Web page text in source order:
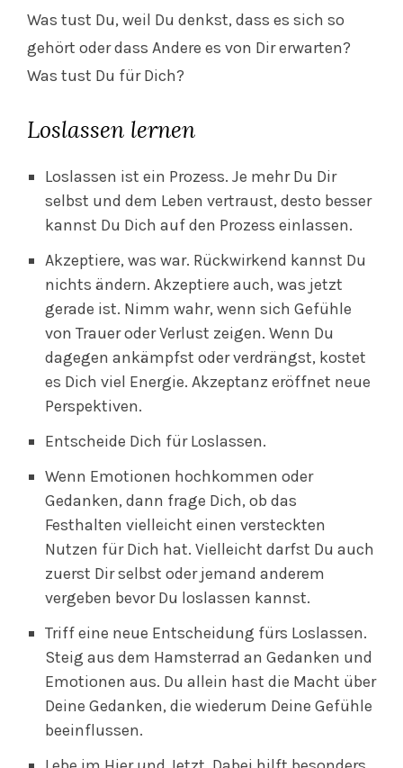
Was tust Du, weil Du denkst, dass es sich so
gehört oder dass Andere es von Dir erwarten?
Was tust Du für Dich?
Loslassen lernen
Loslassen ist ein Prozess. Je mehr Du Dir
selbst und dem Leben vertraust, desto besser
kannst Du Dich auf den Prozess einlassen.
Akzeptiere, was war. Rückwirkend kannst Du
nichts ändern. Akzeptiere auch, was jetzt
gerade ist. Nimm wahr, wenn sich Gefühle
von Trauer oder Verlust zeigen. Wenn Du
dagegen ankämpfst oder verdrängst, kostet
es Dich viel Energie. Akzeptanz eröffnet neue
Perspektiven.
Entscheide Dich für Loslassen.
Wenn Emotionen hochkommen oder
Gedanken, dann frage Dich, ob das
Festhalten vielleicht einen versteckten
Nutzen für Dich hat. Vielleicht darfst Du auch
zuerst Dir selbst oder jemand anderem
vergeben bevor Du loslassen kannst.
Triff eine neue Entscheidung fürs Loslassen.
Steig aus dem Hamsterrad an Gedanken und
Emotionen aus. Du allein hast die Macht über
Deine Gedanken, die wiederum Deine Gefühle
beeinflussen.